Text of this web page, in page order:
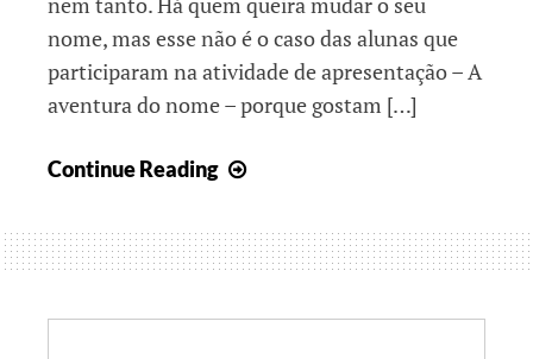
nome, mas esse não é o caso das alunas que
participaram na atividade de apresentação – A
aventura do nome – porque gostam […]
Continue Reading
nome
é
meu